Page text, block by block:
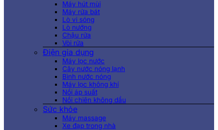
Máy hút mùi
Máy rửa bát
Lò vi sóng
Lò nướng
Chậu rửa
Vòi rửa
Điện gia dụng
Máy lọc nước
Cây nước nóng lạnh
Bình nước nóng
Máy lọc không khí
Nồi áp suất
Nồi chiên không dầu
Sức khỏe
Máy massage
Xe đạp trong nhà